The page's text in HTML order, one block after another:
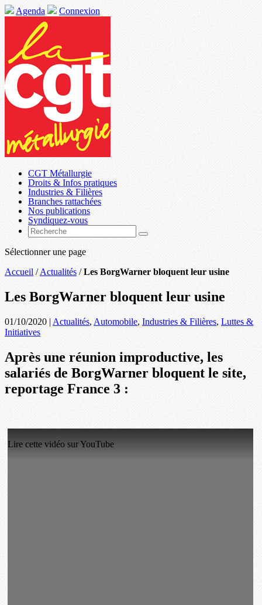
Agenda Connexion
CGT Métallurgie
Droits & Infos pratiques
Industries & Filières
Branches rattachées
Nos publications
Syndiquez-vous
Sélectionner une page
Accueil /Actualités /Les BorgWarner bloquent leur usine
Les BorgWarner bloquent leur usine
01/10/2020 | Actualités, Automobile, Industries & Filières, Luttes &
Initiatives
Après une réunion improductive, les
salariés de BorgWarner bloquent le site,
reportage France 3 :
Lire cette vidéo sur YouTube